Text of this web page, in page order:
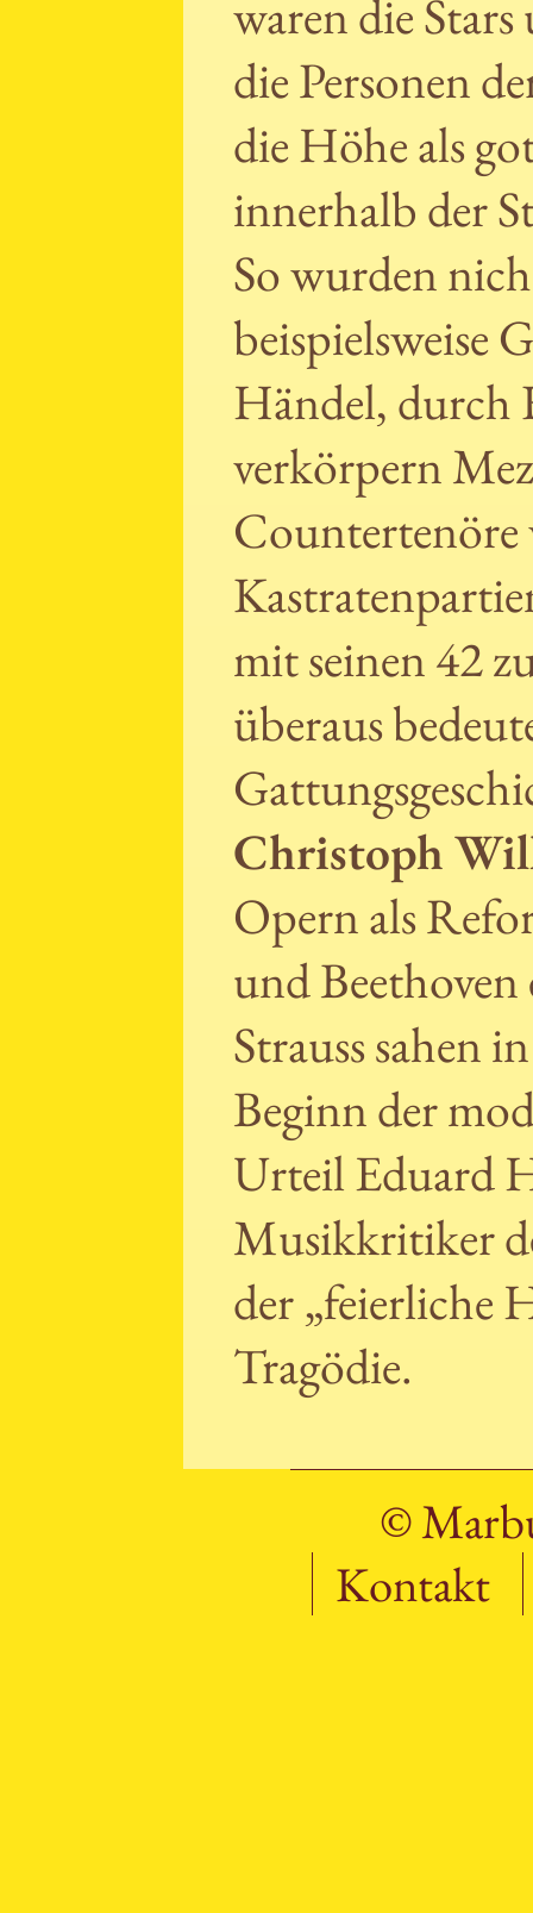
waren die
die Personen
die Höhe als
innerhalb der
So wurden
beispielsweise
Händel, durch
verkörpern
Countertenöre
mit seinen 42
überaus
Christoph
Opern als
und
Strauss sahen
Beginn der
Urteil Eduard
Musikkritiker
der „feierliche
Tragödie.
©
Kontakt